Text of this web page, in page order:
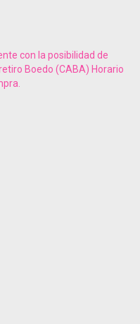
con la posibilidad de
Boedo (CABA) Horario